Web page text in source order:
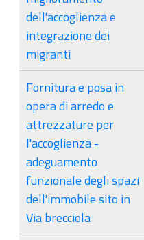
dell'accoglienza e
integrazione dei
migranti
Fornitura e posa in
opera di arredo e
attrezzature per
l'accoglienza -
adeguamento
funzionale degli spazi
dell'immobile sito in
Via brecciola